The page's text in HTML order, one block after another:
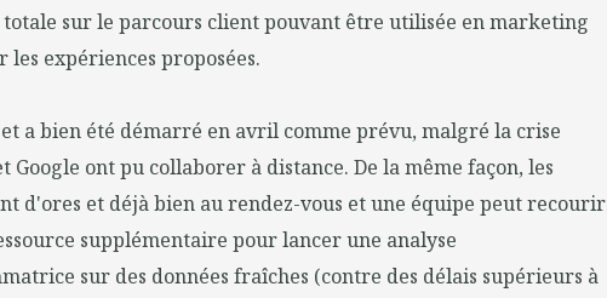
sur le parcours client pouvant être utilisée en marketing
expériences proposées.
a bien été démarré en avril comme prévu, malgré la crise
Google ont pu collaborer à distance. De la même façon, les
d'ores et déjà bien au rendez-vous et une équipe peut recourir
supplémentaire pour lancer une analyse
sur des données fraîches (contre des délais supérieurs à